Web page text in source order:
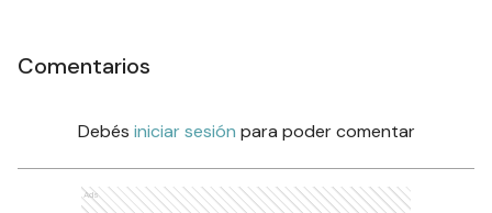
Comentarios
Debés iniciar sesión para poder comentar
Ads